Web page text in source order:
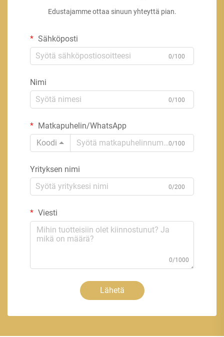
Edustajamme ottaa sinuun yhteyttä pian.
Sähköposti
0/100
Nimi
0/100
Matkapuhelin/WhatsApp
Koodi
0/100
Yrityksen nimi
0/200
Viesti
0/1000
Lähetä